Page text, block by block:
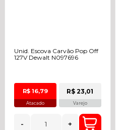
Unid. Escova Carvão Pop Off
127V Dewalt N097696
R$ 16,79
Atacado
R$ 23,01
Varejo
- +